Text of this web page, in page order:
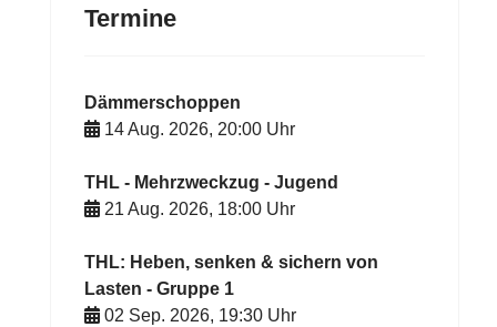
Termine
Dämmerschoppen
14 Aug. 2026, 20:00 Uhr
THL - Mehrzweckzug - Jugend
21 Aug. 2026, 18:00 Uhr
THL: Heben, senken & sichern von
Lasten - Gruppe 1
02 Sep. 2026, 19:30 Uhr